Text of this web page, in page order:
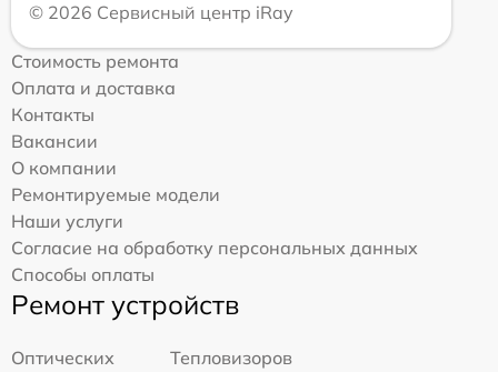
© 2026 Сервисный центр iRay
Стоимость ремонта
Оплата и доставка
Контакты
Вакансии
О компании
Ремонтируемые модели
Наши услуги
Согласие на обработку персональных данных
Способы оплаты
Ремонт устройств
Оптических
Тепловизоров